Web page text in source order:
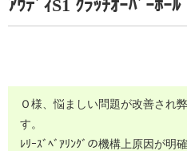
ｱｳﾃﾞｨS1 ｸﾗｯﾁｵｰﾊﾞｰﾎｰﾙ
Ｏ様、悩ましい問題が改善され
す。
ﾚﾘｰｽﾞﾍﾞｱﾘﾝｸﾞの機構上原因が明